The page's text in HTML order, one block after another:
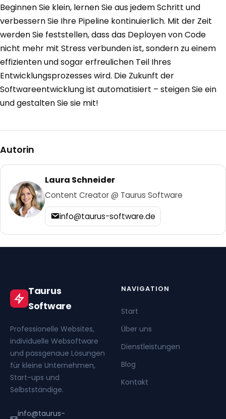
Beginnen Sie klein, lernen Sie aus jedem Schritt und
verbessern Sie Ihre Pipeline kontinuierlich. Mit der Zeit
werden Sie feststellen, dass das Deployen von Code
nicht mehr mit Stress verbunden ist, sondern zu einem
effizienten und sogar erfreulichen Teil Ihres
Entwicklungsprozesses wird. Die Zukunft der
Softwareentwicklung ist automatisiert – steigen Sie ein
und gestalten Sie sie mit!
Autorin
Laura Schneider
Content Creator @ Taurus Software
info@taurus-software.de
Taurus
Software
Professionelle Websites,
individuelle Websoftware
und passgenaue Lösungen
für kleine Unternehmen,
Start-ups und
Selbstständige.
info@taurus-
NAVIGATION
Start
Über uns
Dienstleistungen
Blog
Kontakt